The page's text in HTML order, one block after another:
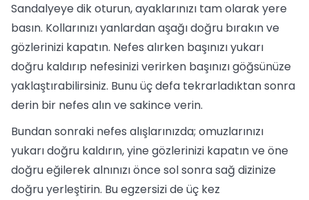
Sandalyeye dik oturun, ayaklarınızı tam olarak yere
basın. Kollarınızı yanlardan aşağı doğru bırakın ve
gözlerinizi kapatın. Nefes alırken başınızı yukarı
doğru kaldırıp nefesinizi verirken başınızı göğsünüze
yaklaştırabilirsiniz. Bunu üç defa tekrarladıktan sonra
derin bir nefes alın ve sakince verin.
Bundan sonraki nefes alışlarınızda; omuzlarınızı
yukarı doğru kaldırın, yine gözlerinizi kapatın ve öne
doğru eğilerek alnınızı önce sol sonra sağ dizinize
doğru yerleştirin. Bu egzersizi de üç kez